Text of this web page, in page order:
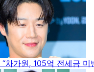
“차가원, 105억 전세금